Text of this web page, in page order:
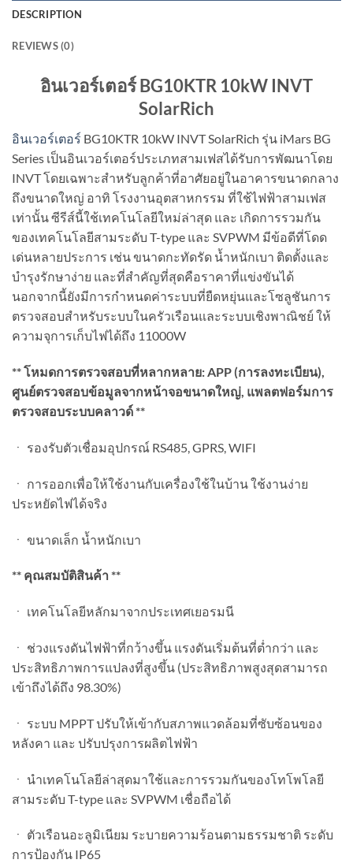
DESCRIPTION
REVIEWS (0)
อินเวอร์เตอร์ BG10KTR 10kW INVT
SolarRich
อินเวอร์เตอร์ BG10KTR 10kW INVT SolarRich รุ่น iMars BG
Series เป็นอินเวอร์เตอร์ประเภทสามเฟสได้รับการพัฒนาโดย
INVT โดยเฉพาะสำหรับลูกค้าที่อาศัยอยู่ในอาคารขนาดกลาง
ถึงขนาดใหญ่ อาทิ โรงงานอุตสาหกรรม ที่ใช้ไฟฟ้าสามเฟส
เท่านั้น ซีรีส์นี้ใช้เทคโนโลยีใหม่ล่าสุด และ เกิดการรวมกัน
ของเทคโนโลยีสามระดับ T-type และ SVPWM มีข้อดีที่โดด
เด่นหลายประการ เช่น ขนาดกะทัดรัด น้ำหนักเบา ติดตั้งและ
บำรุงรักษาง่าย และที่สำคัญที่สุดคือราคาที่แข่งขันได้
นอกจากนี้ยังมีการกำหนดค่าระบบที่ยืดหยุ่นและโซลูชันการ
ตรวจสอบสำหรับระบบในครัวเรือนและระบบเชิงพาณิชย์ ให้
ความจุการเก็บไฟได้ถึง 11000W
** โหมดการตรวจสอบที่หลากหลาย: APP (การลงทะเบียน),
ศูนย์ตรวจสอบข้อมูลจากหน้าจอขนาดใหญ่, แพลตฟอร์มการ
ตรวจสอบระบบคลาวด์ **
ㆍ รองรับตัวเชื่อมอุปกรณ์ RS485, GPRS, WIFI
ㆍ การออกเพื่อให้ใช้งานกับเครื่องใช้ในบ้าน ใช้งานง่าย
ประหยัดไฟได้จริง
ㆍ ขนาดเล็ก น้ำหนักเบา
** คุณสมบัติสินค้า **
ㆍ เทคโนโลยีหลักมาจากประเทศเยอรมนี
ㆍ ช่วงแรงดันไฟฟ้าที่กว้างขึ้น แรงดันเริ่มต้นที่ต่ำกว่า และ
ประสิทธิภาพการแปลงที่สูงขึ้น (ประสิทธิภาพสูงสุดสามารถ
เข้าถึงได้ถึง 98.30%)
ㆍ ระบบ MPPT ปรับให้เข้ากับสภาพแวดล้อมที่ซับซ้อนของ
หลังคา และ ปรับปรุงการผลิตไฟฟ้า
ㆍ นำเทคโนโลยีล่าสุดมาใช้และการรวมกันของโทโพโลยี
สามระดับ T-type และ SVPWM เชื่อถือได้
ㆍ ตัวเรือนอะลูมิเนียม ระบายความร้อนตามธรรมชาติ ระดับ
การป้องกัน IP65